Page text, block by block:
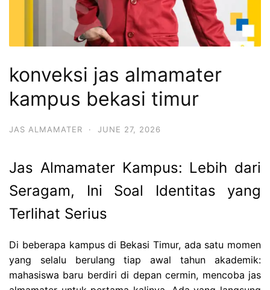
konveksi jas almamater
kampus bekasi timur
JAS ALMAMATER · JUNE 27, 2026
Jas Almamater Kampus: Lebih dari
Seragam, Ini Soal Identitas yang
Terlihat Serius
Di beberapa kampus di Bekasi Timur, ada satu momen
yang selalu berulang tiap awal tahun akademik:
mahasiswa baru berdiri di depan cermin, mencoba jas